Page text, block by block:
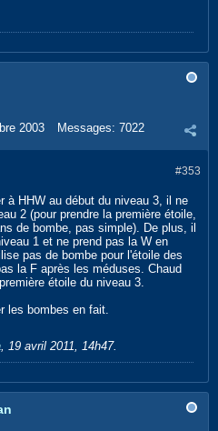
2003 Messages: 7022
#353
à HHW au début du niveau 3, il ne
2 (pour prendre la première étoile,
de bombe, pas simple). De plus, il
1 et ne prend pas la W en
pas de bombe pour l'étoile des
la F après les méduses. Chaud
étoile du niveau 3.
les bombes en fait.
, 19 avril 2011, 14h47.